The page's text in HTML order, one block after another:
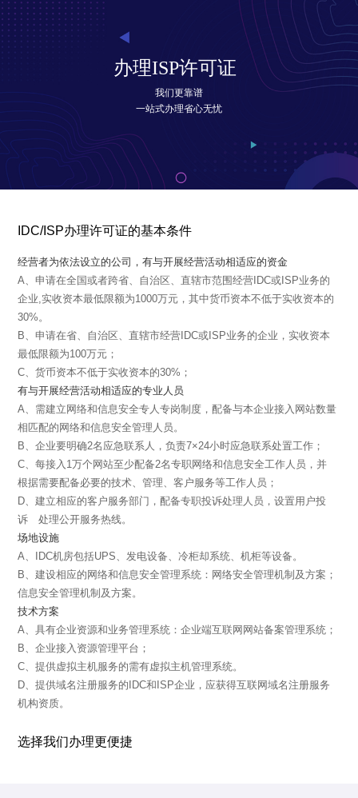
办理ISP许可证
我们更靠谱
一站式办理省心无忧
IDC/ISP办理许可证的基本条件
经营者为依法设立的公司，有与开展经营活动相适应的资金
A、申请在全国或者跨省、自治区、直辖市范围经营IDC或ISP业务的
企业,实收资本最低限额为1000万元，其中货币资本不低于实收资本的
30%。
B、申请在省、自治区、直辖市经营IDC或ISP业务的企业，实收资本
最低限额为100万元；
C、货币资本不低于实收资本的30%；
有与开展经营活动相适应的专业人员
A、需建立网络和信息安全专人专岗制度，配备与本企业接入网站数量
相匹配的网络和信息安全管理人员。
B、企业要明确2名应急联系人，负责7×24小时应急联系处置工作；
C、每接入1万个网站至少配备2名专职网络和信息安全工作人员，并
根据需要配备必要的技术、管理、客户服务等工作人员；
D、建立相应的客户服务部门，配备专职投诉处理人员，设置用户投
诉 处理公开服务热线。
场地设施
A、IDC机房包括UPS、发电设备、冷柜却系统、机柜等设备。
B、建设相应的网络和信息安全管理系统：网络安全管理机制及方案；
信息安全管理机制及方案。
技术方案
A、具有企业资源和业务管理系统：企业端互联网网站备案管理系统；
B、企业接入资源管理平台；
C、提供虚拟主机服务的需有虚拟主机管理系统。
D、提供域名注册服务的IDC和ISP企业，应获得互联网域名注册服务
机构资质。
选择我们办理更便捷